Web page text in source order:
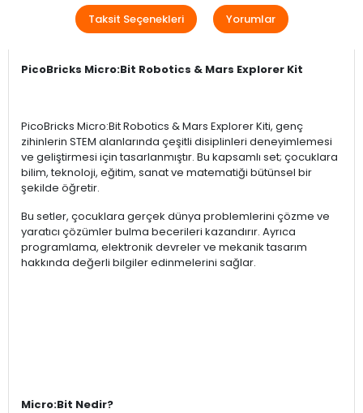
Taksit Seçenekleri Yorumlar
PicoBricks Micro:Bit Robotics & Mars Explorer Kit
PicoBricks Micro:Bit Robotics & Mars Explorer Kiti, genç
zihinlerin STEM alanlarında çeşitli disiplinleri deneyimlemesi
ve geliştirmesi için tasarlanmıştır. Bu kapsamlı set; çocuklara
bilim, teknoloji, eğitim, sanat ve matematiği bütünsel bir
şekilde öğretir.
Bu setler, çocuklara gerçek dünya problemlerini çözme ve
yaratıcı çözümler bulma becerileri kazandırır. Ayrıca
programlama, elektronik devreler ve mekanik tasarım
hakkında değerli bilgiler edinmelerini sağlar.
Micro:Bit Nedir?